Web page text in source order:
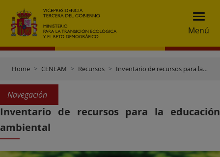
Menú
Home CENEAM Recursos Inventario de recursos para la educación ambiental
Navegación
Inventario de recursos para la educación
ambiental